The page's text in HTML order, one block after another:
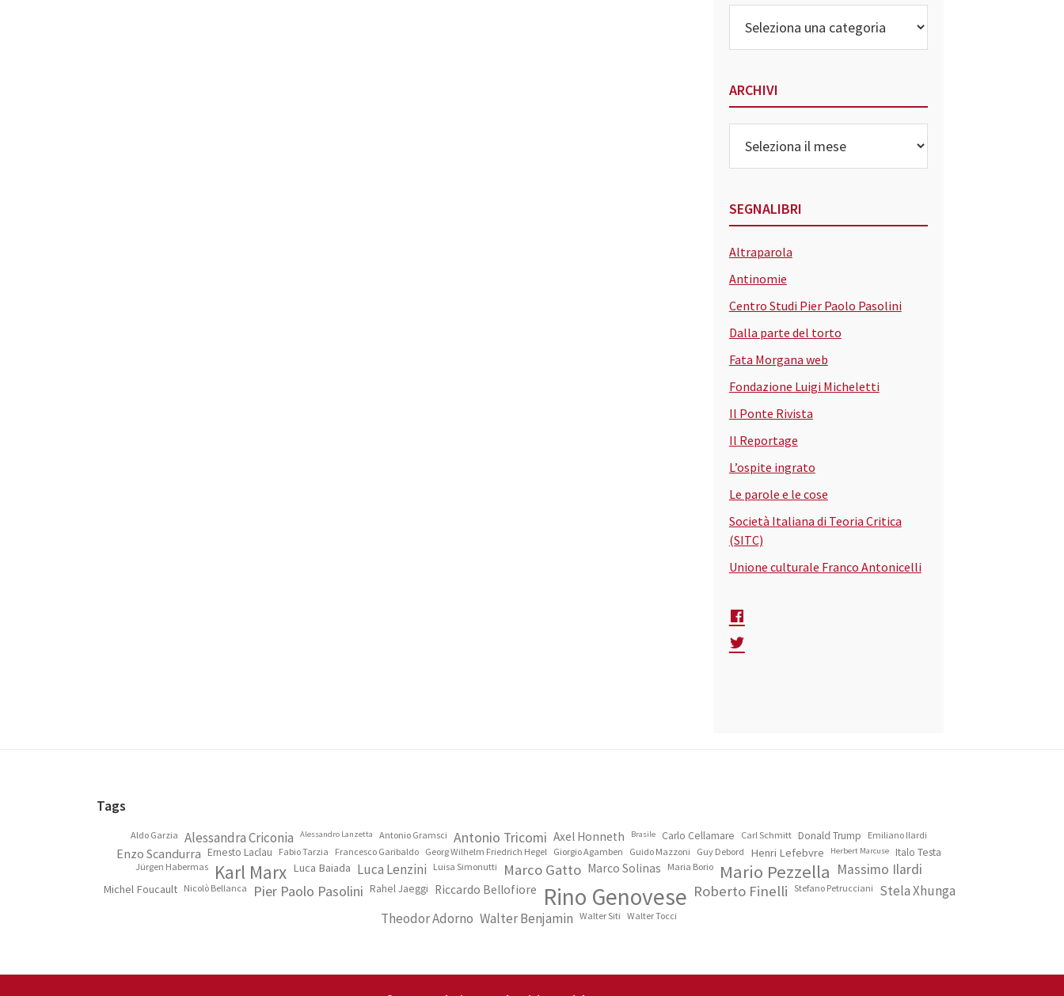
delle
Categorie
ARCHIVI
SEGNALIBRI
Altraparola
Antinomie
Centro Studi Pier Paolo Pasolini
Dalla parte del torto
Fata Morgana web
Fondazione Luigi Micheletti
Il Ponte Rivista
Il Reportage
L’ospite ingrato
Le parole e le cose
Società Italiana di Teoria Critica
(SITC)
Unione culturale Franco Antonicelli
Tags
Aldo Garzia Alessandra Criconia Alessandro Lanzetta Antonio Gramsci Antonio Tricomi Axel Honneth Brasile Carlo Cellamare Carl Schmitt Donald Trump Emiliano Ilardi
Enzo Scandurra Ernesto Laclau Fabio Tarzia Francesco Garibaldo Georg Wilhelm Friedrich Hegel Giorgio Agamben Guido Mazzoni Guy Debord Henri Lefebvre Herbert Marcuse Italo Testa
Jürgen Habermas Karl Marx Luca Baiada Luca Lenzini Luisa Simonutti Marco Gatto Marco Solinas Maria Borio Mario Pezzella Massimo Ilardi
Michel Foucault Nicolò Bellanca Pier Paolo Pasolini Rahel Jaeggi Riccardo Bellofiore Rino Genovese Roberto Finelli Stefano Petrucciani
Stela Xhunga
Theodor Adorno Walter Benjamin Walter Siti Walter Tocci